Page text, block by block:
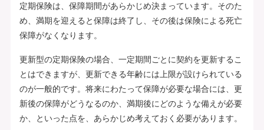
定期保険は、保障期間があらかじめ決まっています。そのた
め、満期を迎えると保障は終了し、その後は保険による死亡
保障がなくなります。
更新型の定期保険の場合、一定期間ごとに契約を更新するこ
とはできますが、更新できる年齢には上限が設けられている
のが一般的です。将来にわたって保障が必要な場合には、更
新後の保障がどうなるのか、満期後にどのような備えが必要
か、といった点を、あらかじめ考えておく必要があります。